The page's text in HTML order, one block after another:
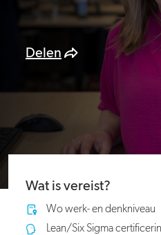
Delen
Wat is vereist?
Wo werk- en denkniveau
Lean/Six Sigma